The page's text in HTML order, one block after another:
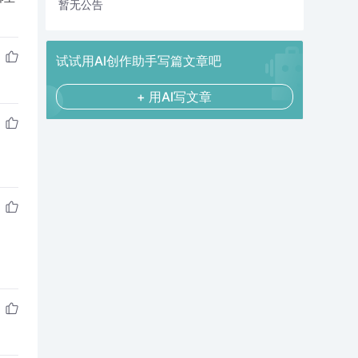
暂无公告
试试用AI创作助手写篇文章吧
+ 用AI写文章